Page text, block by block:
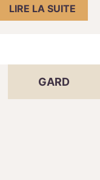
LIRE LA SUITE
GARD